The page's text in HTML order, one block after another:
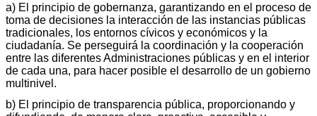
a) El principio de gobernanza, garantizando en el proceso de
toma de decisiones la interacción de las instancias públicas
tradicionales, los entornos cívicos y económicos y la
ciudadanía. Se perseguirá la coordinación y la cooperación
entre las diferentes Administraciones públicas y en el interior
de cada una, para hacer posible el desarrollo de un gobierno
multinivel.
b) El principio de transparencia pública, proporcionando y